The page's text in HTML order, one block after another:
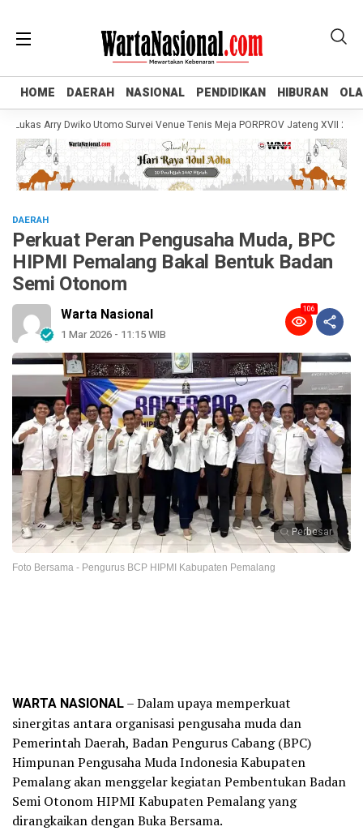
HOME DAERAH NASIONAL PENDIDIKAN HIBURAN
HOME DAERAH NASIONAL PENDIDIKAN HIBURAN
Arry Dwiko Utomo Survei Venue Tenis Meja PORPROV Jateng XVII 2026,
DAERAH
Perkuat Peran Pengusaha Muda, BPC
HIPMI Pemalang Bakal Bentuk Badan
Semi Otonom
Warta Nasional
1 Mar 2026 - 11:15 WIB
106
Perbesar
Foto Bersama - Pengurus BCP HIPMI Kabupaten Pemalang
WARTA NASIONAL– Dalam upaya memperkuat
sinergitas antara organisasi pengusaha muda dan
Pemerintah Daerah, Badan Pengurus Cabang (BPC)
Himpunan Pengusaha Muda Indonesia Kabupaten
Pemalang akan menggelar kegiatan Pembentukan Badan
Semi Otonom HIPMI Kabupaten Pemalang yang
dirangkaikan dengan Buka Bersama.